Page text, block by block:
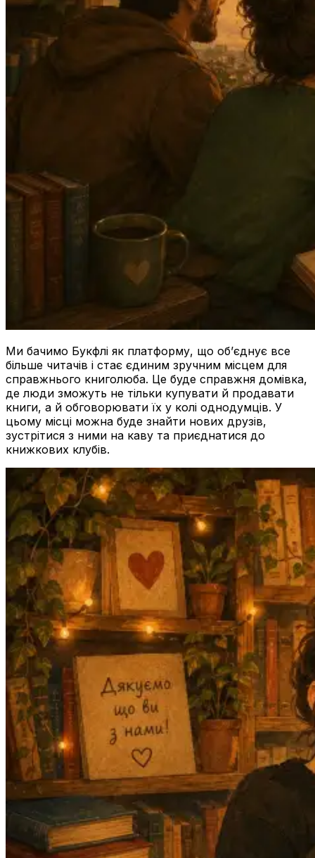
Ми бачимо Букфлі як платформу, що об’єднує все
більше читачів і стає єдиним зручним місцем для
справжнього книголюба. Це буде справжня домівка,
де люди зможуть не тільки купувати й продавати
книги, а й обговорювати їх у колі однодумців. У
цьому місці можна буде знайти нових друзів,
зустрітися з ними на каву та приєднатися до
книжкових клубів.